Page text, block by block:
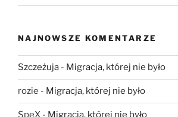
NAJNOWSZE KOMENTARZE
Szczeżuja - Migracja, której nie było
rozie - Migracja, której nie było
SpeX - Migracja, której nie było